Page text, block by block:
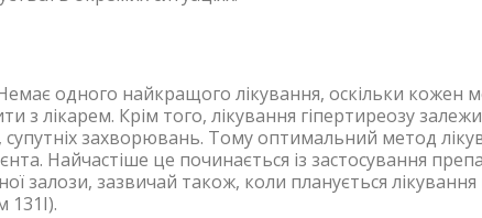
Немає одного найкращого лікування, оскільки кожен
з лікарем. Крім того, лікування гіпертиреозу
супутніх захворювань. Тому оптимальний метод
Найчастіше це починається із застосування
зазвичай також, коли планується
131I).